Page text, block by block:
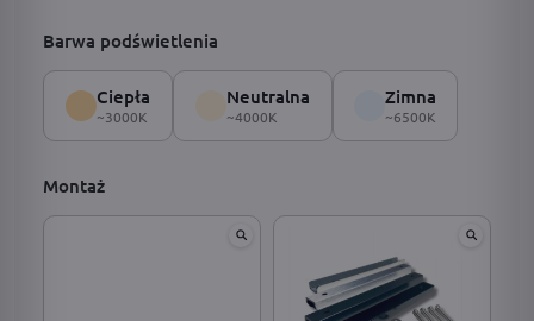
Barwa podświetlenia
Ciepła
~3000K
Neutralna
~4000K
Zimna
~6500K
Montaż